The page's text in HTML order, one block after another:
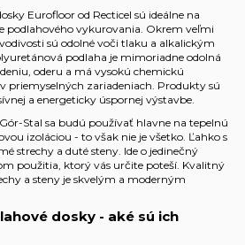
Eurofloor od Recticel sú ideálne na
podlahového vykurovania. Okrem veľmi
sú odolné voči tlaku a alkalickým
podlaha je mimoriadne odolná
oderu a má vysokú chemickú
priemyselných zariadeniach. Produkty sú
a energeticky úspornej výstavbe.
Stal sa budú používať hlavne na tepelnú
izoláciou - to však nie je všetko. Ľahko s
strechy a duté steny. Ide o jedinečný
použitia, ktorý vás určite poteší. Kvalitný
a steny je skvelým a moderným
dosky - aké sú ich